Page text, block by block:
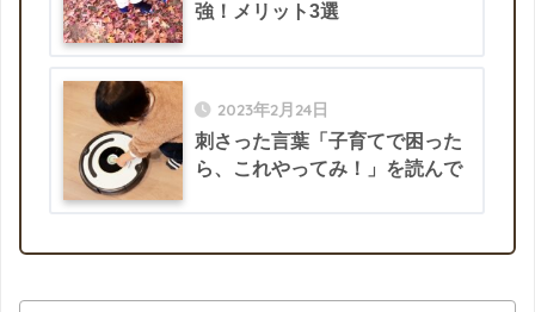
強！メリット3選
2023年2月24日
刺さった言葉「子育てで困った
ら、これやってみ！」を読んで